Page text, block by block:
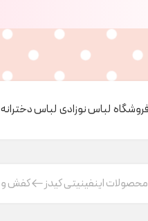
فروشگاه لباس نوزادی لباس دخترانه
محصولات اینفینیتی کیدز کفش و